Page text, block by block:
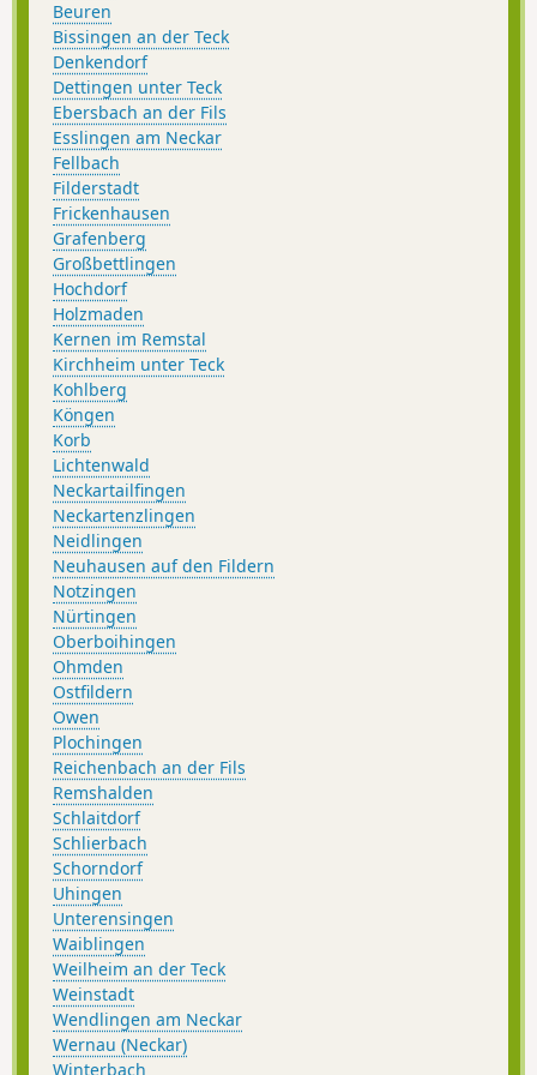
Beuren
Bissingen an der Teck
Denkendorf
Dettingen unter Teck
Ebersbach an der Fils
Esslingen am Neckar
Fellbach
Filderstadt
Frickenhausen
Grafenberg
Großbettlingen
Hochdorf
Holzmaden
Kernen im Remstal
Kirchheim unter Teck
Kohlberg
Köngen
Korb
Lichtenwald
Neckartailfingen
Neckartenzlingen
Neidlingen
Neuhausen auf den Fildern
Notzingen
Nürtingen
Oberboihingen
Ohmden
Ostfildern
Owen
Plochingen
Reichenbach an der Fils
Remshalden
Schlaitdorf
Schlierbach
Schorndorf
Uhingen
Unterensingen
Waiblingen
Weilheim an der Teck
Weinstadt
Wendlingen am Neckar
Wernau (Neckar)
Winterbach